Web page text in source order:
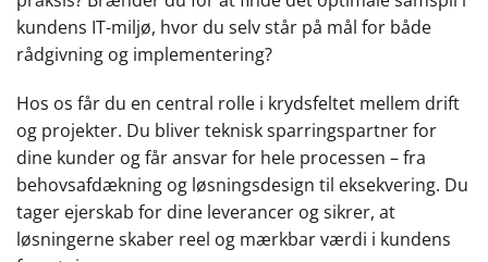
kundens IT-miljø, hvor du selv står på mål for både
rådgivning og implementering?
Hos os får du en central rolle i krydsfeltet mellem drift
og projekter. Du bliver teknisk sparringspartner for
dine kunder og får ansvar for hele processen – fra
behovsafdækning og løsningsdesign til eksekvering. Du
tager ejerskab for dine leverancer og sikrer, at
løsningerne skaber reel og mærkbar værdi i kundens